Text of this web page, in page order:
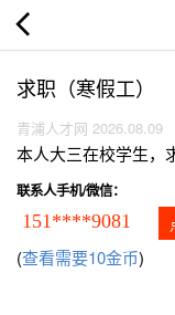
求职（寒假工）
青浦人才网 2026.08.09
本人大三在校学生，
联系人手机/微信：
151****9081
(查看需要10金币)